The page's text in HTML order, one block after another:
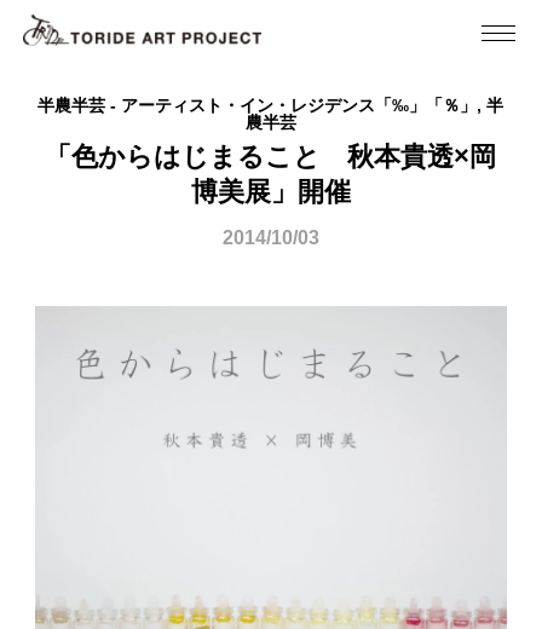
半農半芸 - アーティスト・イン・レジデンス「‰」「％」, 半
農半芸
「色からはじまること 秋本貴透×岡
博美展」開催
2014/10/03